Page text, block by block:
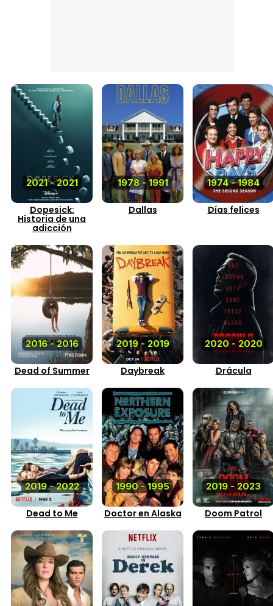
2021 - 2021
Dopesick:
Historia de una
adicción
1978 - 1991
Dallas
1974 - 1984
Días felices
2016 - 2016
Dead of Summer
2019 - 2019
Daybreak
2020 - 2020
Drácula
2019 - 2022
Dead to Me
1990 - 1995
Doctor en Alaska
2019 - 2023
Doom Patrol